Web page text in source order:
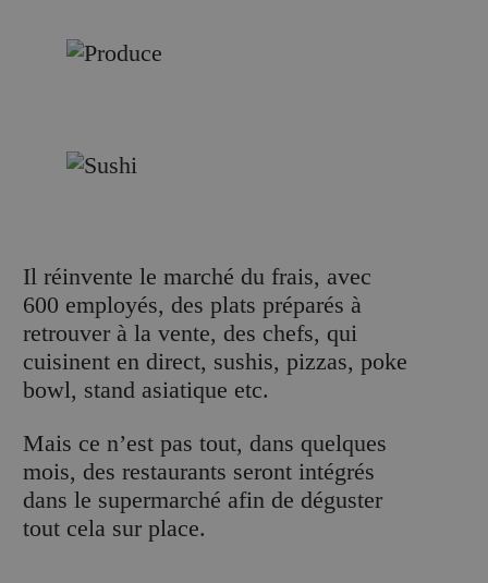
Il réinvente le marché du frais, avec
600 employés, des plats préparés à
retrouver à la vente, des chefs, qui
cuisinent en direct, sushis, pizzas, poke
bowl, stand asiatique etc.
Mais ce n’est pas tout, dans quelques
mois, des restaurants seront intégrés
dans le supermarché afin de déguster
tout cela sur place.